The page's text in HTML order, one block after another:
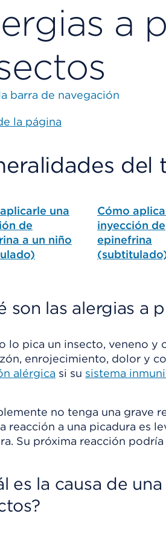
a
barra de navegación
la página
del
una
de
a un niño
Cómo
inyección de
epinefrina
son las alergias a
lo pica un insecto, veneno y
enrojecimiento, dolor y
alérgica si su sistema
no tenga una grave
reacción a una picadura es
Su próxima reacción
es la causa de